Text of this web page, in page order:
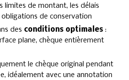
limites de montant, les délais
obligations de conservation
des conditions optimales :
plane, chèque entièrement
le chèque original pendant
idéalement avec une annotation